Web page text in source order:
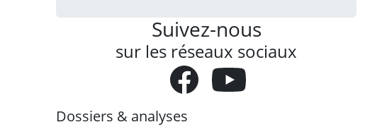
Suivez-nous
sur les réseaux sociaux
Dossiers & analyses